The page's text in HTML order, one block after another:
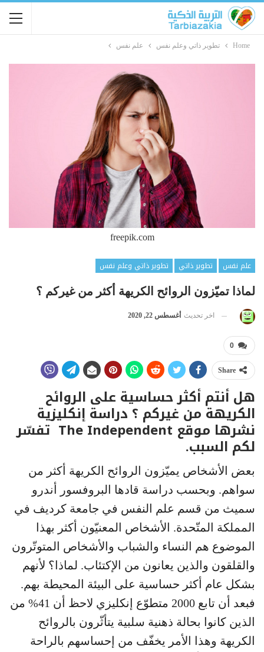
Home تطوير ذاتي وعلم نفس علم نفس
freepik.com
علم نفس تطوير ذاتي
تطوير ذاتي وعلم نفس
لماذا تميّزون الروائح الكريهة أكثر من غيركم ؟
اخر تحديث أغسطس 22, 2020
0
Share
هل أنتم أكثر حساسية على الروائح
الكريهة من غيركم ؟ دراسة إنكليزية
نشرها موقع The Independent تفسّر
لكم السبب.
بعض الأشخاص يميّزون الروائح الكريهة أكثر من
سواهم. وبحسب دراسة قادها البروفسور أندرو
سميث من قسم علم النفس في جامعة كرديف في
المملكة المتّحدة. الأشخاص المعنيّون أكثر بهذا
الموضوع هم النساء والشباب والأشخاص المتوتّرون
والقلقون والذين يعانون من الإكتئاب. لماذا؟ لأنهم
بشكل عام أكثر حساسية على البيئة المحيطة بهم.
فبعد أن تابع 2000 متطوّع إنكليزي لاحظ أن 41% من
الذين كانوا بحالة ذهنية سلبية يتأثّرون بالروائح
الكريهة وهذا الأمر يخفّف من إحساسهم بالراحة